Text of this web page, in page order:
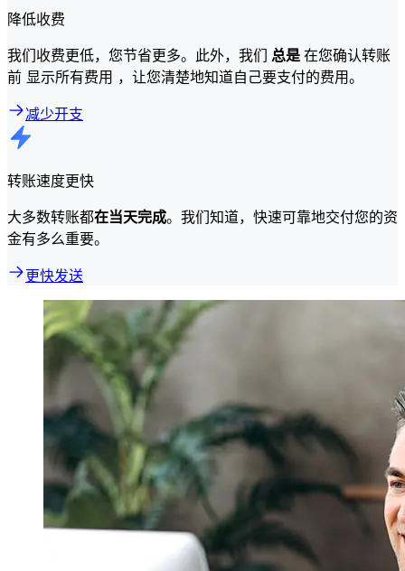
降低收费
我们收费更低，您节省更多。此外，我们 总是在您确认转账
前 显示所有费用 ，让您清楚地知道自己要支付的费用。
减少开支
转账速度更快
大多数转账都在当天完成。我们知道，快速可靠地交付您的资
金有多么重要。
更快发送